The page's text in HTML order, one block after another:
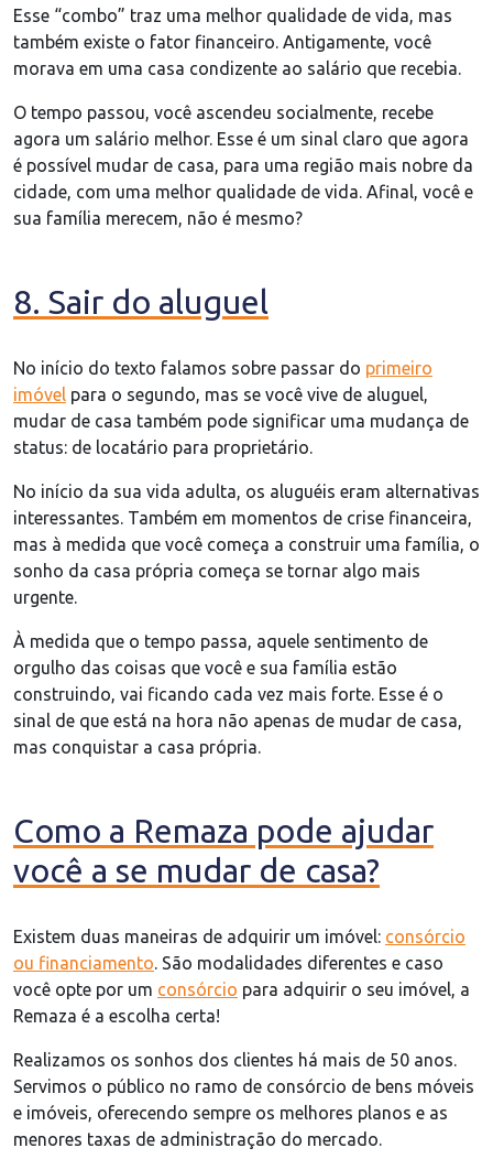
Esse “combo” traz uma melhor qualidade de vida, mas
também existe o fator financeiro. Antigamente, você
morava em uma casa condizente ao salário que recebia.
O tempo passou, você ascendeu socialmente, recebe
agora um salário melhor. Esse é um sinal claro que agora
é possível mudar de casa, para uma região mais nobre da
cidade, com uma melhor qualidade de vida. Afinal, você e
sua família merecem, não é mesmo?
8. Sair do aluguel
No início do texto falamos sobre passar do primeiro
imóvel para o segundo, mas se você vive de aluguel,
mudar de casa também pode significar uma mudança de
status: de locatário para proprietário.
No início da sua vida adulta, os aluguéis eram alternativas
interessantes. Também em momentos de crise financeira,
mas à medida que você começa a construir uma família, o
sonho da casa própria começa se tornar algo mais
urgente.
À medida que o tempo passa, aquele sentimento de
orgulho das coisas que você e sua família estão
construindo, vai ficando cada vez mais forte. Esse é o
sinal de que está na hora não apenas de mudar de casa,
mas conquistar a casa própria.
Como a Remaza pode ajudar
você a se mudar de casa?
Existem duas maneiras de adquirir um imóvel: consórcio
ou financiamento . São modalidades diferentes e caso
você opte por um consórcio para adquirir o seu imóvel, a
Remaza é a escolha certa!
Realizamos os sonhos dos clientes há mais de 50 anos.
Servimos o público no ramo de consórcio de bens móveis
e imóveis, oferecendo sempre os melhores planos e as
menores taxas de administração do mercado.